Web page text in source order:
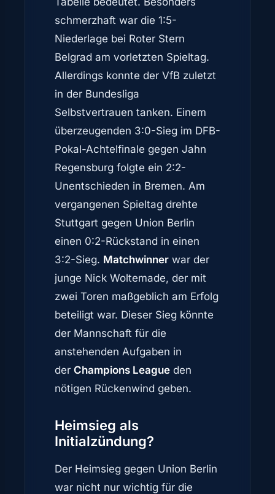
schmerzhaft war die 1:5-
Niederlage bei Roter Stern
Belgrad am vorletzten Spieltag.
Allerdings konnte der VfB zuletzt
in der Bundesliga
Selbstvertrauen tanken. Einem
überzeugenden 3:0-Sieg im DFB-
Pokal-Achtelfinale gegen Jahn
Regensburg folgte ein 2:2-
Unentschieden in Bremen. Am
vergangenen Spieltag drehte
Stuttgart gegen Union Berlin
einen 0:2-Rückstand in einen
3:2-Sieg. Matchwinner war der
junge Nick Woltemade, der mit
zwei Toren maßgeblich am Erfolg
beteiligt war. Dieser Sieg könnte
der Mannschaft für die
anstehenden Aufgaben in
der Champions League den
nötigen Rückenwind geben.
Heimsieg als
Initialzündung?
Der Heimsieg gegen Union Berlin
war nicht nur wichtig für die